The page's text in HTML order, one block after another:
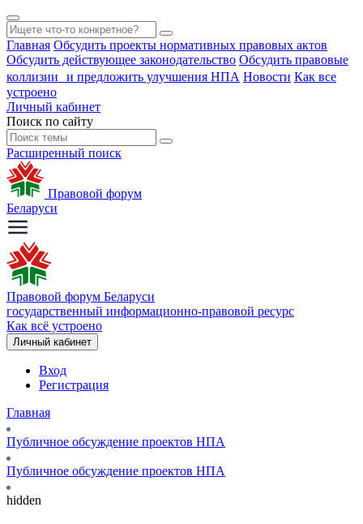
Главная Обсудить проекты нормативных правовых актов
Обсудить действующее законодательство Обсудить правовые
коллизии и предложить улучшения НПА Новости Как все
устроено
Личный кабинет
Поиск по сайту
Расширенный поиск
Правовой форум
Беларуси
Правовой форум Беларуси
государственный информационно-правовой ресурс
Как всё устроено
Личный кабинет
Вход
Регистрация
Главная
Публичное обсуждение проектов НПА
Публичное обсуждение проектов НПА
hidden